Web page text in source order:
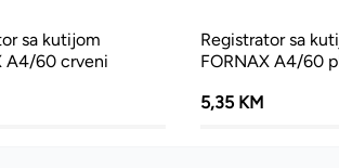
sa kutijom
A4/60 crveni
Registrator sa
FORNAX A4/60
5,35 KM